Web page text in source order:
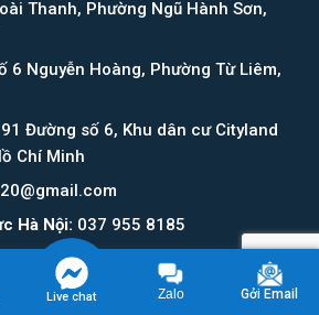
Thanh, Phường Ngũ Hành Sơn,
6 Nguyễn Hoàng, Phường Từ Liêm,
Đường số 6, Khu dân cư Cityland
Chí Minh
Hà Nội: 037 955 8185
Hồ Chí Minh :
037 955 8185
Live chat Zalo Gởi Email